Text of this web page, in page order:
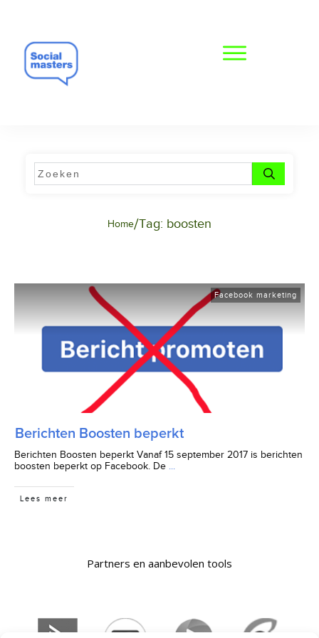
Home/Tag: boosten
Facebook marketing
Berichten Boosten beperkt
Berichten Boosten beperkt Vanaf 15 september 2017 is berichten
boosten beperkt op Facebook. De
Lees meer
Partners en aanbevolen tools